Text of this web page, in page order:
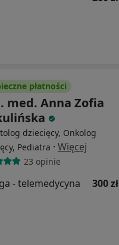
płatności
med. Anna Zofia
dziecięcy, Onkolog
Pediatra · Więcej
23 opinie
- telemedycyna 300 zł